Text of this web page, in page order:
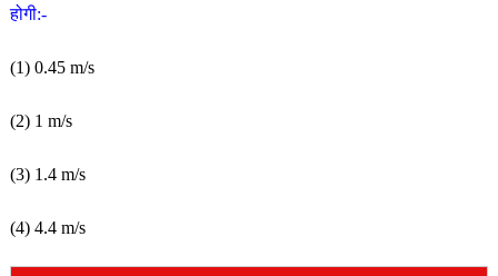
होगी:-
(1) 0.45 m/s
(2) 1 m/s
(3) 1.4 m/s
(4) 4.4 m/s